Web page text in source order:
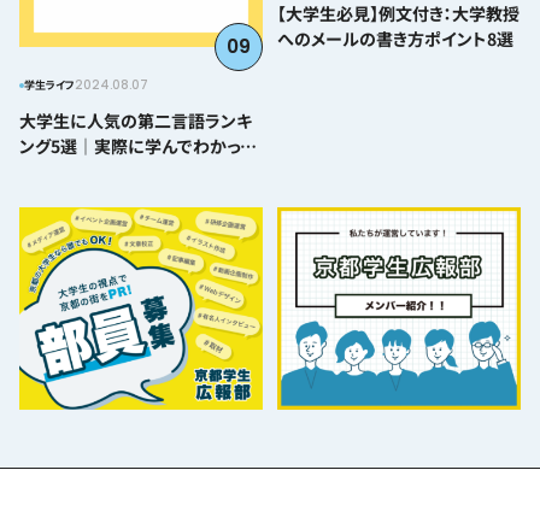
09
学生ライフ2024.08.07
大学生に人気の第二言語ランキ
ング5選｜実際に学んでわかった
【大学生必見】例文付き：大学教授
へのメールの書き方ポイント8選